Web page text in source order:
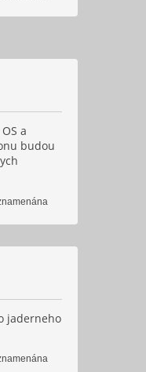
a
budou
jaderneho